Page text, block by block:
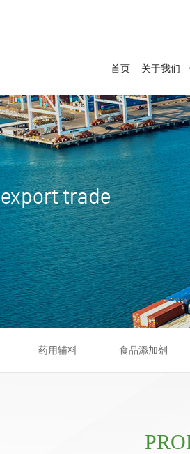
首页 关于我们
trade
药用辅料 食品添加剂